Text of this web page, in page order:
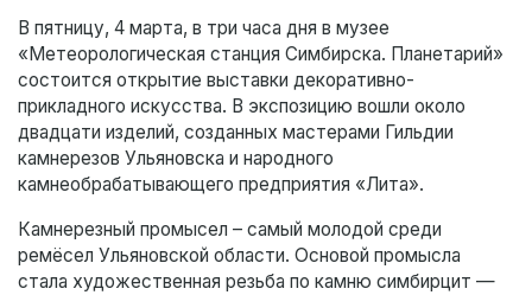
В пятницу, 4 марта, в три часа дня в музее
«Метеорологическая станция Симбирска. Планетарий»
состоится открытие выставки декоративно-
прикладного искусства. В экспозицию вошли около
двадцати изделий, созданных мастерами Гильдии
камнерезов Ульяновска и народного
камнеобрабатывающего предприятия «Лита».
Камнерезный промысел – самый молодой среди
ремёсел Ульяновской области. Основой промысла
стала художественная резьба по камню симбирцит —